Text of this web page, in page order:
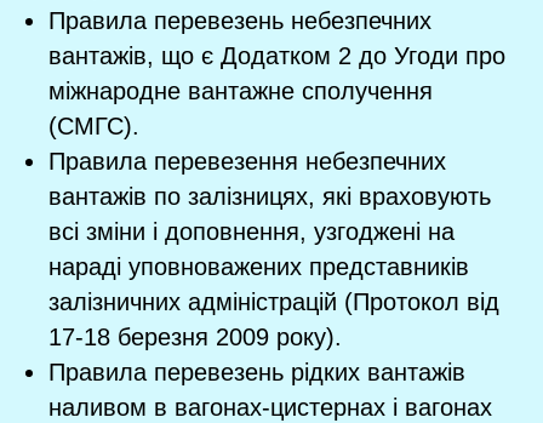
Правила перевезень небезпечних
вантажів, що є Додатком 2 до Угоди про
міжнародне вантажне сполучення
(СМГС).
Правила перевезення небезпечних
вантажів по залізницях, які враховують
всі зміни і доповнення, узгоджені на
нараді уповноважених представників
залізничних адміністрацій (Протокол від
17-18 березня 2009 року).
Правила перевезень рідких вантажів
наливом в вагонах-цистернах і вагонах